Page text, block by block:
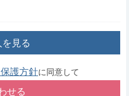
見る
護方針に同意して